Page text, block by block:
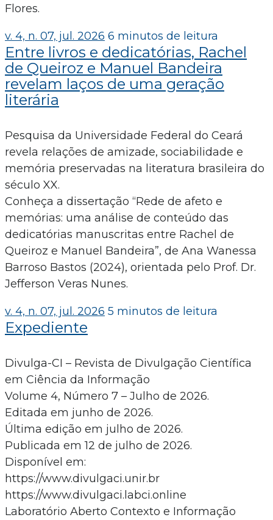
Flores.
v. 4, n. 07, jul. 2026 6 minutos de leitura
Entre livros e dedicatórias, Rachel
de Queiroz e Manuel Bandeira
revelam laços de uma geração
literária
Pesquisa da Universidade Federal do Ceará
revela relações de amizade, sociabilidade e
memória preservadas na literatura brasileira do
século XX.
Conheça a dissertação “Rede de afeto e
memórias: uma análise de conteúdo das
dedicatórias manuscritas entre Rachel de
Queiroz e Manuel Bandeira”, de Ana Wanessa
Barroso Bastos (2024), orientada pelo Prof. Dr.
Jefferson Veras Nunes.
v. 4, n. 07, jul. 2026 5 minutos de leitura
Expediente
Divulga-CI – Revista de Divulgação Científica
em Ciência da Informação
Volume 4, Número 7 – Julho de 2026.
Editada em junho de 2026.
Última edição em julho de 2026.
Publicada em 12 de julho de 2026.
Disponível em:
https://www.divulgaci.unir.br
https://www.divulgaci.labci.online
Laboratório Aberto Contexto e Informação